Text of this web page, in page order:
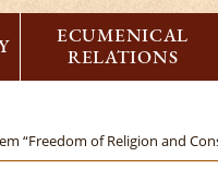
ECUMENICAL
RELATIONS
“Freedom of Religion and